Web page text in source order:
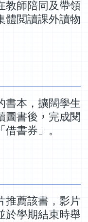
教師陪同及帶領
體閲讀課外讀物
書本，擴闊學生
圖書後， 完成閱
書券」。
推薦該書，影片
於學期結束時舉